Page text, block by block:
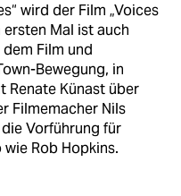
wird der Film „Voices
Mal ist auch
Film und
Bewegung, in
Renate Künast über
Filmemacher Nils
Vorführung für
Rob Hopkins.